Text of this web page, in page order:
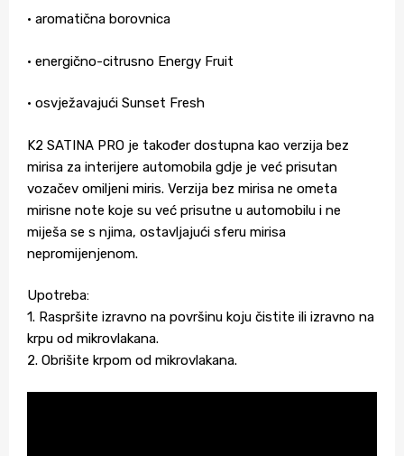
• aromatična borovnica
• energično-citrusno Energy Fruit
• osvježavajući Sunset Fresh
K2 SATINA PRO je također dostupna kao verzija bez
mirisa za interijere automobila gdje je već prisutan
vozačev omiljeni miris. Verzija bez mirisa ne ometa
mirisne note koje su već prisutne u automobilu i ne
miješa se s njima, ostavljajući sferu mirisa
nepromijenjenom.
Upotreba:
1. Raspršite izravno na površinu koju čistite ili izravno na
krpu od mikrovlakana.
2. Obrišite krpom od mikrovlakana.